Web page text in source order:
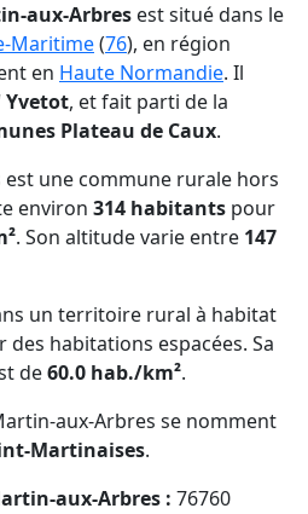
aux-Arbres est situé dans le
Maritime(76), en région
en Haute Normandie. Il
Yvetot, et fait parti de la
Plateau de Caux.
une commune rurale hors
environ 314 habitants pour
. Son altitude varie entre 147
un territoire rural à habitat
habitations espacées. Sa
de60.0 hab./km².
aux-Arbres se nomment
Martinaises.
aux-Arbres : 76760